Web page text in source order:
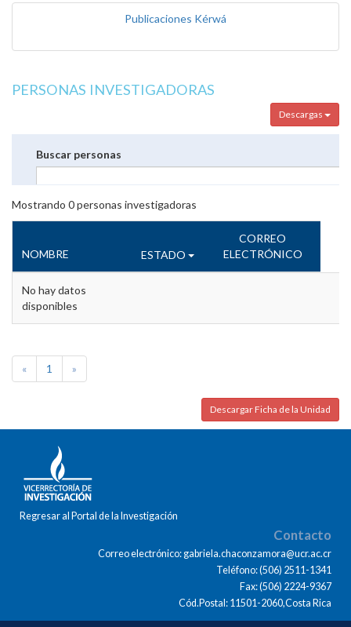
Publicaciones Kérwá
PERSONAS INVESTIGADORAS
Descargas
Buscar personas
Mostrando 0personas investigadoras
NOMBRE ESTADO
CORREO
ELECTRÓNICO
No hay datos
disponibles
« 1 »
Descargar Ficha de la Unidad
Regresar al Portal de la Investigación
Contacto
Correo electrónico: gabriela.chaconzamora@ucr.ac.cr
Teléfono: (506) 2511-1341
Fax: (506) 2224-9367
Cód.Postal: 11501-2060,Costa Rica